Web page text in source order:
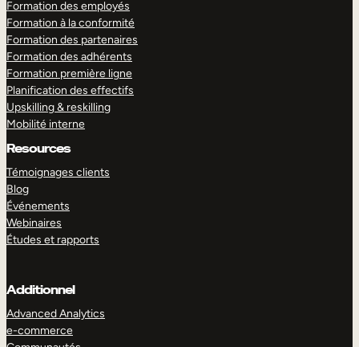
Formation des employés
Formation à la conformité
Formation des partenaires
Formation des adhérents
Formation première ligne
Planification des effectifs
Upskilling & reskilling
Mobilité interne
Resources
Témoignages clients
Blog
Événements
Webinaires
Études et rapports
Additionnel
Advanced Analytics
e-commerce